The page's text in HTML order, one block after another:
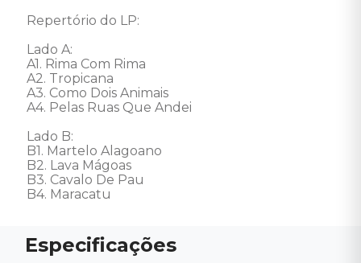
Repertório do LP:
Lado A:
A1. Rima Com Rima
A2. Tropicana
A3. Como Dois Animais
A4. Pelas Ruas Que Andei
Lado B:
B1. Martelo Alagoano
B2. Lava Mágoas
B3. Cavalo De Pau
B4. Maracatu